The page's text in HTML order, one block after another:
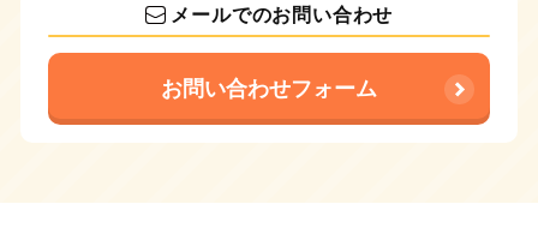
メールでのお問い合わせ
お問い合わせフォーム